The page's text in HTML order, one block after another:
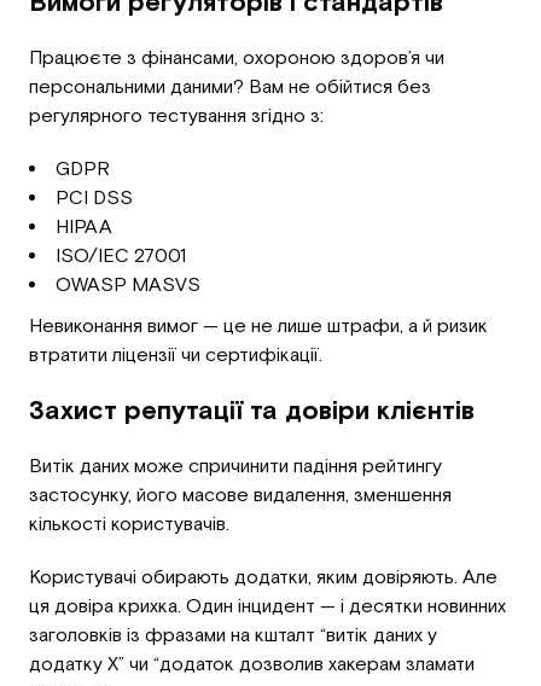
Працюєте з фінансами, охороною здоров’я чи
персональними даними? Вам не обійтися без
регулярного тестування згідно з:
GDPR
PCI DSS
HIPAA
ISO/IEC 27001
OWASP MASVS
Невиконання вимог — це не лише штрафи, а й ризик
втратити ліцензії чи сертифікації.
Захист репутації та довіри клієнтів
Витік даних може спричинити падіння рейтингу
застосунку, його масове видалення, зменшення
кількості користувачів.
Користувачі обирають додатки, яким довіряють. Але
ця довіра крихка. Один інцидент — і десятки новинних
заголовків із фразами на кшталт “витік даних у
додатку X” чи “додаток дозволив хакерам зламати